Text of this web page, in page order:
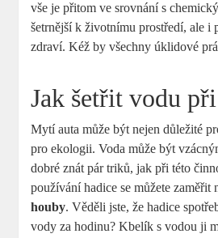
vše je přitom ve srovnání s
šetrnější k životnímu prostředí, ale i
zdraví. Kéž by všechny úklidové
Jak šetřit vodu
Mytí auta může být nejen důležité
pro ekologii. Voda může být
dobré znát pár triků, jak při této
používání hadice se můžete zaměřit
houby. Věděli jste, že hadice
vody za hodinu? Kbelík s vodou ji